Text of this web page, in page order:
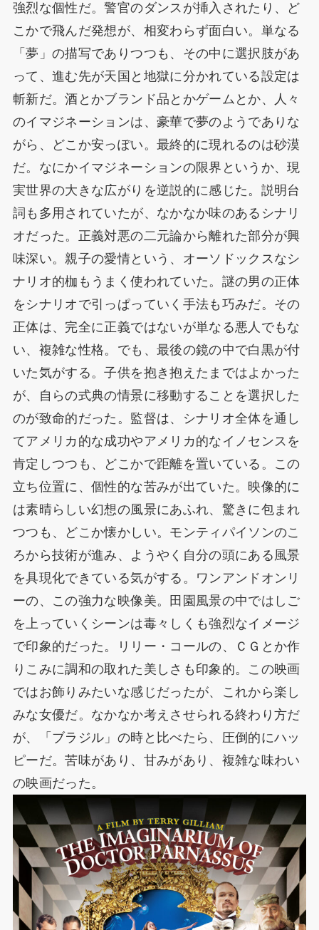
強烈な個性だ。警官のダンスが挿入されたり、ど
こかで飛んだ発想が、相変わらず面白い。単なる
「夢」の描写でありつつも、その中に選択肢があ
って、進む先が天国と地獄に分かれている設定は
斬新だ。酒とかブランド品とかゲームとか、人々
のイマジネーションは、豪華で夢のようでありな
がら、どこか安っぽい。最終的に現れるのは砂漠
だ。なにかイマジネーションの限界というか、現
実世界の大きな広がりを逆説的に感じた。説明台
詞も多用されていたが、なかなか味のあるシナリ
オだった。正義対悪の二元論から離れた部分が興
味深い。親子の愛情という、オーソドックスなシ
ナリオ的枷もうまく使われていた。謎の男の正体
をシナリオで引っぱっていく手法も巧みだ。その
正体は、完全に正義ではないが単なる悪人でもな
い、複雑な性格。でも、最後の鏡の中で白黒が付
いた気がする。子供を抱き抱えたまではよかった
が、自らの式典の情景に移動することを選択した
のが致命的だった。監督は、シナリオ全体を通し
てアメリカ的な成功やアメリカ的なイノセンスを
肯定しつつも、どこかで距離を置いている。この
立ち位置に、個性的な苦みが出ていた。映像的に
は素晴らしい幻想の風景にあふれ、驚きに包まれ
つつも、どこか懐かしい。モンティパイソンのこ
ろから技術が進み、ようやく自分の頭にある風景
を具現化できている気がする。ワンアンドオンリ
ーの、この強力な映像美。田園風景の中ではしご
を上っていくシーンは毒々しくも強烈なイメージ
で印象的だった。リリー・コールの、ＣＧとか作
りこみに調和の取れた美しさも印象的。この映画
ではお飾りみたいな感じだったが、これから楽し
みな女優だ。なかなか考えさせられる終わり方だ
が、「ブラジル」の時と比べたら、圧倒的にハッ
ピーだ。苦味があり、甘みがあり、複雑な味わい
の映画だった。